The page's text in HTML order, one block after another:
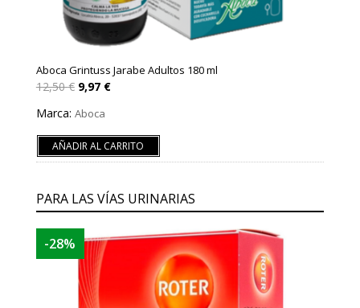
Aboca Grintuss Jarabe Adultos 180 ml
12,50€ El
precio
original
era:
9,97 €El
precio
Marca: Aboca
AÑADIR AL CARRITO
PARA LAS VÍAS URINARIAS
-28%